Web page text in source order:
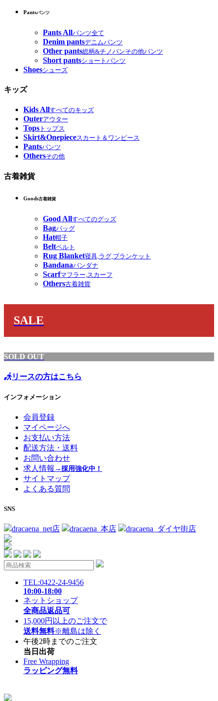
Pantsパンツ
Pants Allパンツ全て
Denim pantsデニムパンツ
Other pants総柄&チノパンその他パンツ
Short pantsショートパンツ
Shoesシューズ
キッズ
Kids Allすべてのキッズ
Outerアウター
Tops トップス
Skirt&Onepieceスカート＆ワンピース
Pantsパンツ
Othersその他
古着雑貨
Goods古着雑貨
Good Allすべてのグッズ
Bagバッグ
Hat帽子
Beltベルト
Rug Blanket寝具,ラグ,ブランケット
Bandanaバンダナ
Scarfマフラー,スカーフ
Others古着雑貨
SALE
SOLD OUT
リースの方はこちら
インフォメーション
会員登録
マイページへ
お支払い方法
配送方法・送料
お問い合わせ
求人情報 →採用強化中！
サイトマップ
よくある質問
SNS
dracaena_net店 dracaena_本店 dracaena_ダイヤ街店
TEL:0422-24-9456
10:00-18:00
ネットショップ
全商品返品可
15,000円以上のご注文で
送料無料※離島は除く
午後2時までのご注文
当日出荷
Free Wrapping
ラッピング無料